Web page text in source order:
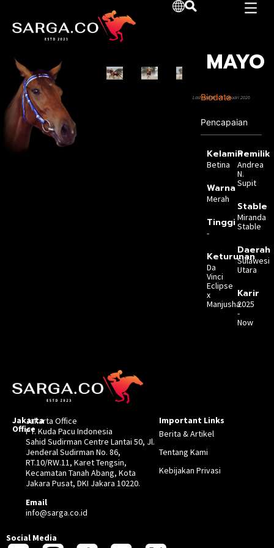
MAYO
Biodata
Pencapaian
Kelamin
Betina
Warna
Merah
Tinggi
-
Keturunan
Da
Vinci
Eclipse
x
Manjusha
Pemilik
Andrea
N.
Supit
Stable
Miranda
Stable
Daerah
Sulawesi
Utara
Karir
2025
-
Now
Last Update :05 Januari 2026
Jakarta
Office
Jakarta Office
PT. Kuda Pacu Indonesia
Sahid Sudirman Centre Lantai 50, Jl.
Jenderal Sudirman No. 86,
RT.10/RW.11, Karet Tengsin,
Kecamatan Tanah Abang, Kota
Jakara Pusat, DKI Jakara 10220.
Email
info@sarga.co.id
Important Links
Berita & Artikel
Tentang Kami
Kebijakan Privasi
Social Media